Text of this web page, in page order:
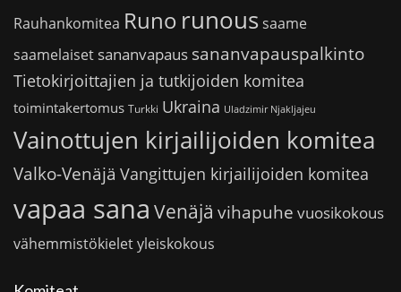
Rauhankomitea Runo runoussaame
saamelaiset sananvapaus sananvapauspalkinto
Tietokirjoittajien ja tutkijoiden komitea
toimintakertomus Turkki Ukraina Uladzimir Njakljajeu
Vainottujen kirjailijoiden komitea
Valko-Venäjä Vangittujen kirjailijoiden komitea
vapaa sana Venäjä vihapuhe vuosikokous
vähemmistökieletyleiskokous